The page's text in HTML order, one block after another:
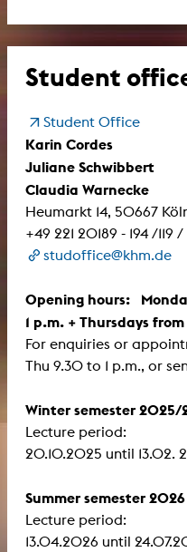
Student
Student Office
Karin Cordes
Juliane Schwibbert
Claudia Warnecke
Heumarkt 14, 50667
+49 221 20189 - 194 /119
studoffice@khm.de
Opening hours:
1 p.m. + Thursdays
For enquiries or
Thu 9.30 to 1 p.m., or
Winter semester 2025/
Lecture period:
​​​​​​​20.10.2025 until 13.02.
Summer semester 2026
Lecture period:
13.04.2026 until